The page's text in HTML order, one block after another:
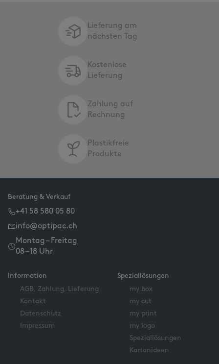
Lieferung am
nächsten Tag
Kostenlose
Lieferung
Zahlung auf
Rechnung
Plastikfreie
Produkte
Beratung & Verkauf
+41 58 580 05 80
info@optipac.ch
Montag – Freitag
08 – 18 Uhr
Information
AGB, Zahlung, Lieferung
Kontakt
Datenschutz
Impressum
Speziallösungen
my box
my cut
my print
my logo
Speziallösungen
Kartonideen